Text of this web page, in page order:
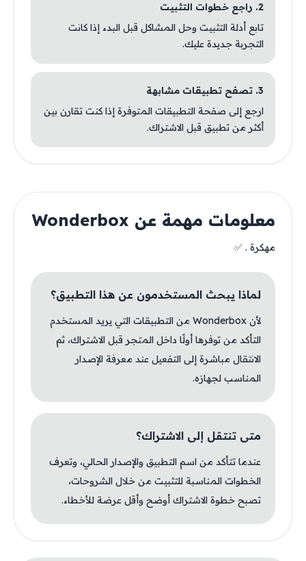
2. راجع خطوات التثبيت
تابع أدلة التثبيت وحل المشاكل قبل البدء إذا كانت
التجربة جديدة عليك.
3. تصفح تطبيقات مشابهة
ارجع إلى صفحة التطبيقات المتوفرة إذا كنت تقارن بين
أكثر من تطبيق قبل الاشتراك.
معلومات مهمة عن Wonderbox
مهكرة . ✅
لماذا يبحث المستخدمون عن هذا التطبيق؟
لأن Wonderbox من التطبيقات التي يريد المستخدم
التأكد من توفرها أولًا داخل المتجر قبل الاشتراك، ثم
الانتقال مباشرة إلى التفعيل عند معرفة الإصدار
المناسب لجهازه.
متى تنتقل إلى الاشتراك؟
عندما تتأكد من اسم التطبيق والإصدار الحالي، وتعرف
الخطوات المناسبة للتثبيت من خلال الشروحات،
تصبح خطوة الاشتراك أوضح وأقل عرضة للأخطاء.